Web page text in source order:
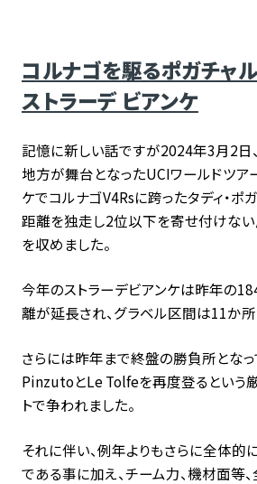
コルナゴを駆るポガチャ
ストラーデ ビアンケ
記憶に新しい話ですが2024年3月2日、
地方が舞台となったUCIワールドツア
ケでコルナゴV4Rsに跨ったタディ・ポ
距離を独走し2位以下を寄せ付けな
を収めました。
今年のストラーデビアンケは昨年の
離が延長され、グラベル区間は11か所
さらには昨年まで終盤の勝負所とな
PinzutoとLe Tolfeを再度登るという
トで争われました。
それに伴い、例年よりもさらに全体
である事に加え、チーム力、機材面等